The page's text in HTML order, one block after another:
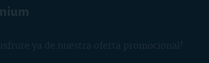
ya de nuestra oferta promocional!